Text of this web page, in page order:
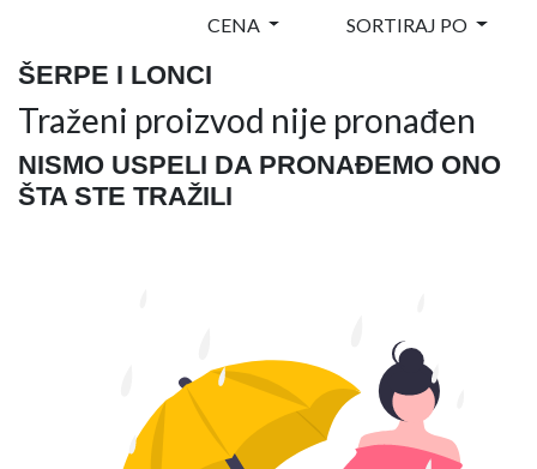
CENA SORTIRAJ PO
ŠERPE I LONCI
Traženi proizvod nije pronađen
NISMO USPELI DA PRONAĐEMO ONO
ŠTA STE TRAŽILI